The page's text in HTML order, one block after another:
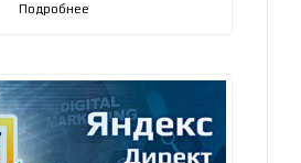
Подробнее